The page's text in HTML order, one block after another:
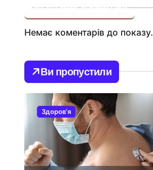
Останні коментарі
Немає коментарів до показу.
Ви пропустили
Здоров’я